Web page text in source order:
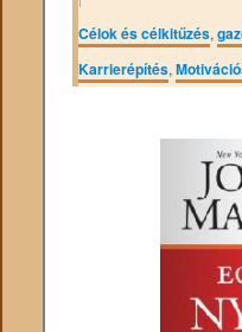
Célok és célkitűzés,
Karrierépítés,